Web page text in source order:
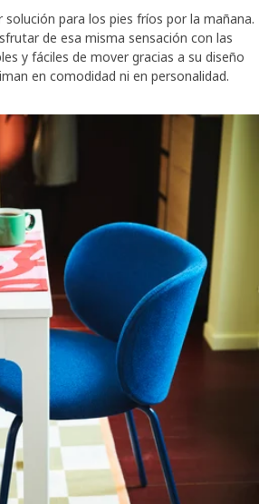
para los pies fríos por la mañana.
de esa misma sensación con las
y fáciles de mover gracias a su diseño
en comodidad ni en personalidad.